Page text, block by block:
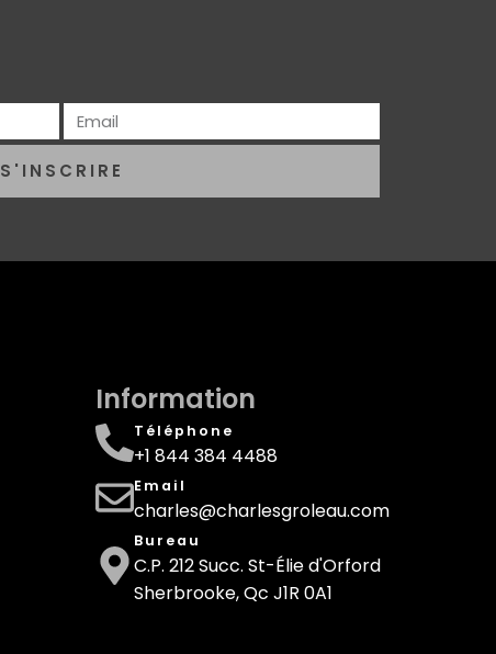
S'INSCRIRE
Information
Téléphone
+1 844 384 4488
Email
charles@charlesgroleau.com
Bureau
C.P. 212 Succ. St-Élie d'Orford
Sherbrooke, Qc J1R 0A1